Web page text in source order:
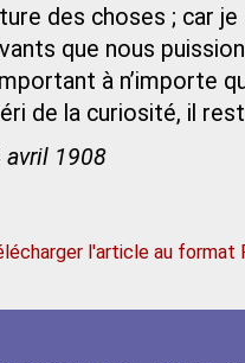
des choses ; car
que nous
à n’impor­te
de la curiosité, il
avril 1908
l'article au format